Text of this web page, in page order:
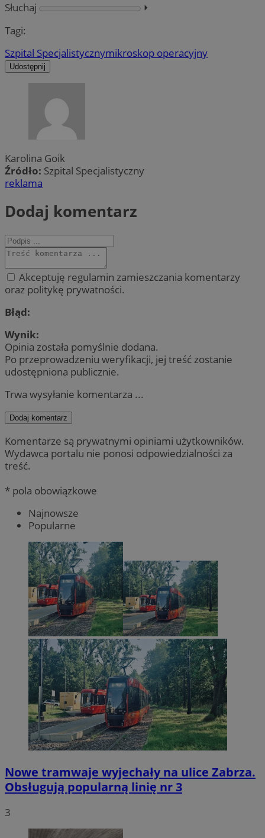
Słuchaj
⏵︎
Tagi:
Szpital Specjalistycznymikroskop operacyjny
Udostępnij
Karolina Goik
Źródło: Szpital Specjalistyczny
reklama
Dodaj komentarz
Akceptuję regulamin zamieszczania komentarzy
oraz politykę prywatności.
Błąd:
Wynik:
Opinia została pomyślnie dodana.
Po przeprowadzeniu weryfikacji, jej treść zostanie
udostępniona publicznie.
Trwa wysyłanie komentarza ...
Dodaj komentarz
Komentarze są prywatnymi opiniami użytkowników.
Wydawca portalu nie ponosi odpowiedzialności za
treść.
* pola obowiązkowe
Najnowsze
Popularne
Nowe tramwaje wyjechały na ulice Zabrza.
Obsługują popularną linię nr 3
3